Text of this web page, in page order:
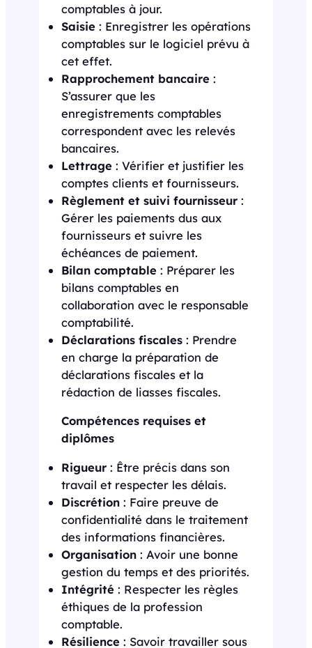
comptables à jour.
Saisie : Enregistrer les opérations
comptables sur le logiciel prévu à
cet effet.
Rapprochement bancaire :
S’assurer que les
enregistrements comptables
correspondent avec les relevés
bancaires.
Lettrage : Vérifier et justifier les
comptes clients et fournisseurs.
Règlement et suivi fournisseur :
Gérer les paiements dus aux
fournisseurs et suivre les
échéances de paiement.
Bilan comptable : Préparer les
bilans comptables en
collaboration avec le responsable
comptabilité.
Déclarations fiscales : Prendre
en charge la préparation de
déclarations fiscales et la
rédaction de liasses fiscales.
Compétences requises et
diplômes
Rigueur : Être précis dans son
travail et respecter les délais.
Discrétion : Faire preuve de
confidentialité dans le traitement
des informations financières.
Organisation : Avoir une bonne
gestion du temps et des priorités.
Intégrité : Respecter les règles
éthiques de la profession
comptable.
Résilience : Savoir travailler sous